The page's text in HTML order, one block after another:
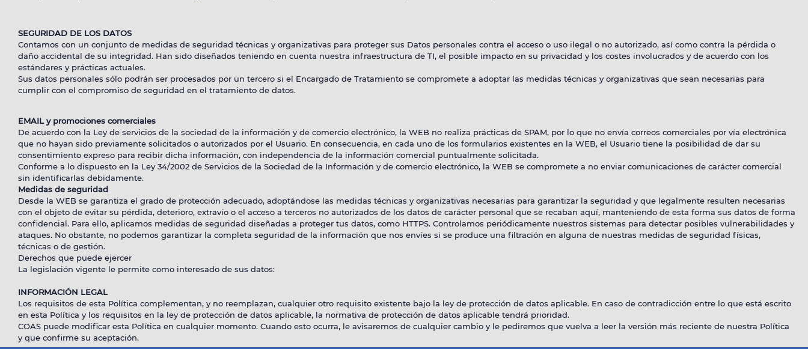
SEGURIDAD DE LOS DATOS
Contamos con un conjunto de medidas de seguridad técnicas y organizativas para proteger sus Datos personales contra el acceso o uso ilegal o no autorizado, así como contra la pérdida o
daño accidental de su integridad. Han sido diseñados teniendo en cuenta nuestra infraestructura de TI, el posible impacto en su privacidad y los costes involucrados y de acuerdo con los
estándares y prácticas actuales.
Sus datos personales sólo podrán ser procesados por un tercero si el Encargado de Tratamiento se compromete a adoptar las medidas técnicas y organizativas que sean necesarias para
cumplir con el compromiso de seguridad en el tratamiento de datos.
EMAIL y promociones comerciales
De acuerdo con la Ley de servicios de la sociedad de la información y de comercio electrónico, la WEB no realiza prácticas de SPAM, por lo que no envía correos comerciales por vía electrónica
que no hayan sido previamente solicitados o autorizados por el Usuario. En consecuencia, en cada uno de los formularios existentes en la WEB, el Usuario tiene la posibilidad de dar su
consentimiento expreso para recibir dicha información, con independencia de la información comercial puntualmente solicitada.
Conforme a lo dispuesto en la Ley 34/2002 de Servicios de la Sociedad de la Información y de comercio electrónico, la WEB se compromete a no enviar comunicaciones de carácter comercial
sin identificarlas debidamente.
Medidas de seguridad
Desde la WEB se garantiza el grado de protección adecuado, adoptándose las medidas técnicas y organizativas necesarias para garantizar la seguridad y que legalmente resulten necesarias
con el objeto de evitar su pérdida, deterioro, extravío o el acceso a terceros no autorizados de los datos de carácter personal que se recaban aquí, manteniendo de esta forma sus datos de forma
confidencial. Para ello, aplicamos medidas de seguridad diseñadas a proteger tus datos, como HTTPS. Controlamos periódicamente nuestros sistemas para detectar posibles vulnerabilidades y
ataques. No obstante, no podemos garantizar la completa seguridad de la información que nos envíes si se produce una filtración en alguna de nuestras medidas de seguridad físicas,
técnicas o de gestión.
Derechos que puede ejercer
La legislación vigente le permite como interesado de sus datos:
INFORMACIÓN LEGAL
Los requisitos de esta Política complementan, y no reemplazan, cualquier otro requisito existente bajo la ley de protección de datos aplicable. En caso de contradicción entre lo que está escrito
en esta Política y los requisitos en la ley de protección de datos aplicable, la normativa de protección de datos aplicable tendrá prioridad.
COAS puede modificar esta Política en cualquier momento. Cuando esto ocurra, le avisaremos de cualquier cambio y le pediremos que vuelva a leer la versión más reciente de nuestra Política
y que confirme su aceptación.